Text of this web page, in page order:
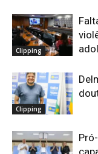
Clipping
Clipping